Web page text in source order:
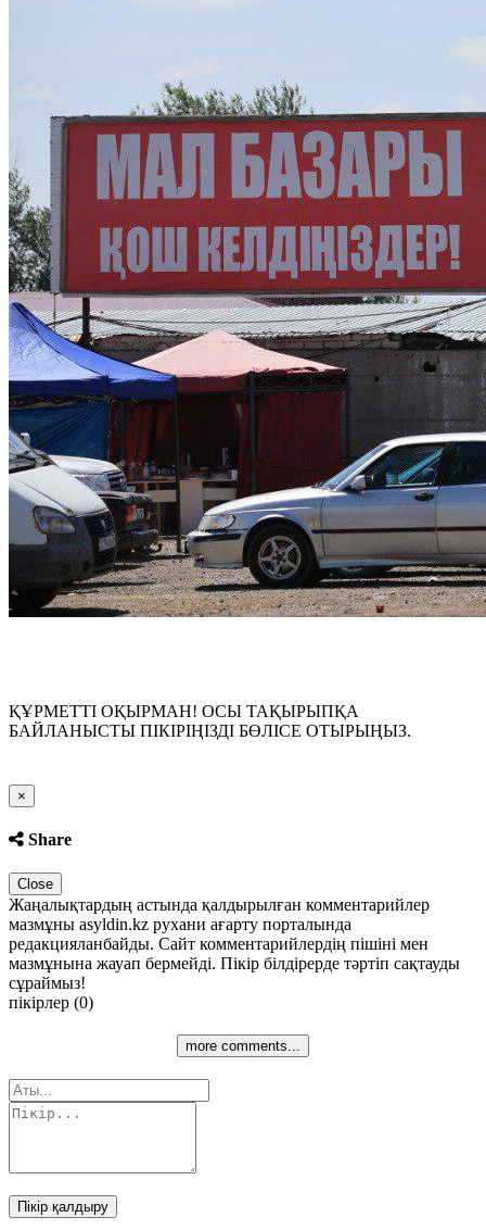
ҚҰРМЕТТІ ОҚЫРМАН! ОСЫ ТАҚЫРЫПҚА
БАЙЛАНЫСТЫ ПІКІРІҢІЗДІ БӨЛІСЕ ОТЫРЫҢЫЗ.
×
Share
Close
Жаңалықтардың астында қалдырылған комментарийлер
мазмұны asyldin.kz рухани ағарту порталында
редакцияланбайды. Сайт комментарийлердің пішіні мен
мазмұнына жауап бермейді. Пікір білдірерде тәртіп сақтауды
сұраймыз!
пікірлер (0)
more comments...
Пікір қалдыру